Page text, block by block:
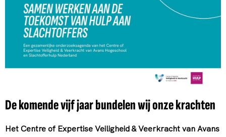
De komende vijf jaar bundelen wij onze krachten
Het Centre of Expertise Veiligheid & Veerkracht van Avans